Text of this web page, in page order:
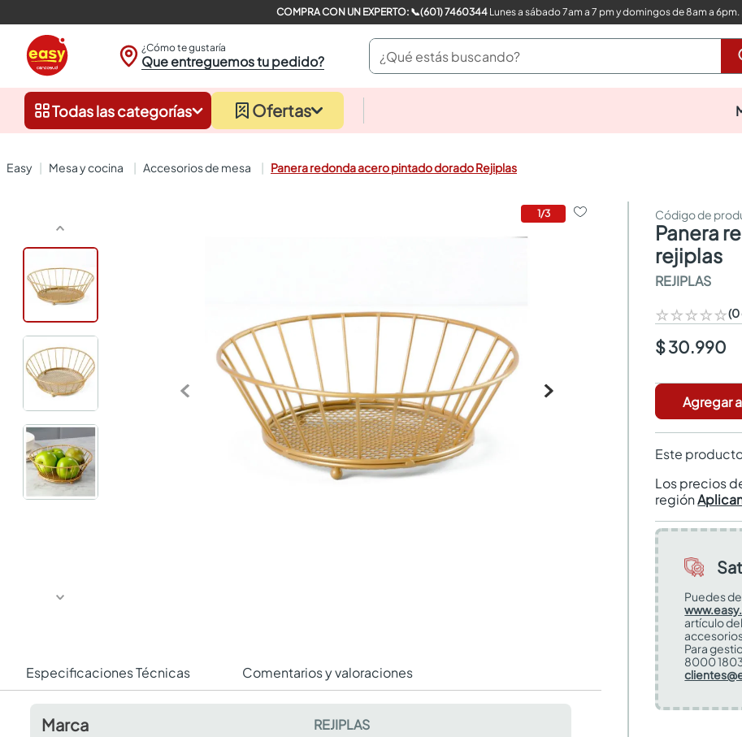
COMPRA CON UN EXPERTO: 📞(601) 7460344Lunes a sábado 7am a 7 pm y domingos de 8am a 6pm.
¿Cómo te gustaría
Que entreguemos tu pedido?
¿Qué estás buscando?
Todas las categorías Ofertas
mesa y cocina accesorios de mesa Panera redonda acero pintado dorado Rejiplas
1/3
Especificaciones Técnicas Comentarios y valoraciones
Marca REJIPLAS
panera redonda acero pintado dorado
rejiplas
REJIPLAS
☆☆☆☆☆(0
$ 30.990
Agregar
Este
Los precios
región
Puedes
artículo
Para
8000
closet
sanitarios